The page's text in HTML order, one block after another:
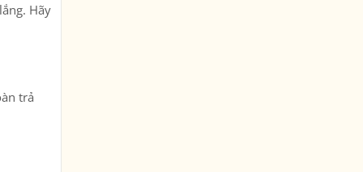
Hãy
trả